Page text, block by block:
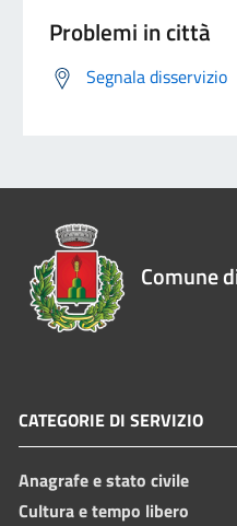
Problemi in città
Segnala disservizio
Comune
CATEGORIE DI SERVIZIO
Anagrafe e stato civile
Cultura e tempo libero